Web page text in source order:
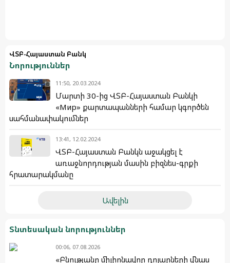
ՎՏԲ-Հայաստան Բանկ
Նորություններ
11:50, 20.03.2024
Մարտի 30-ից ՎՏԲ-Հայաստան Բանկի
«Мир» քարտապանների համար կգործեն
սահմանափակումներ
13:41, 12.02.2024
ՎՏԲ-Հայաստան Բանկն աջակցել է
առաջնորդության մասին բիզնես-գրքի
հրատարակմանը
Ավելին
Տնտեսական նորություններ
00:06, 07.08.2026
«Բնությանը միլիոնավոր դոլարների վնաս